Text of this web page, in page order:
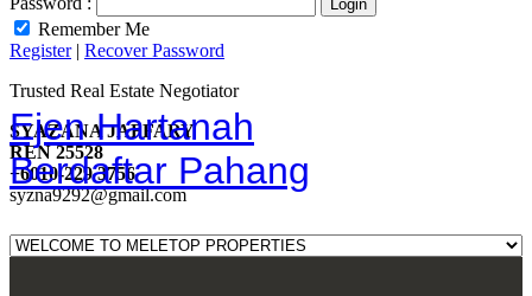
Remember Me
Register| Recover Password
Ejen Hartanah
Berdaftar Pahang
Trusted Real Estate Negotiator
SYAZANA JAFFARY
REN 25528
+6010-229 3756
syzna9292@gmail.com